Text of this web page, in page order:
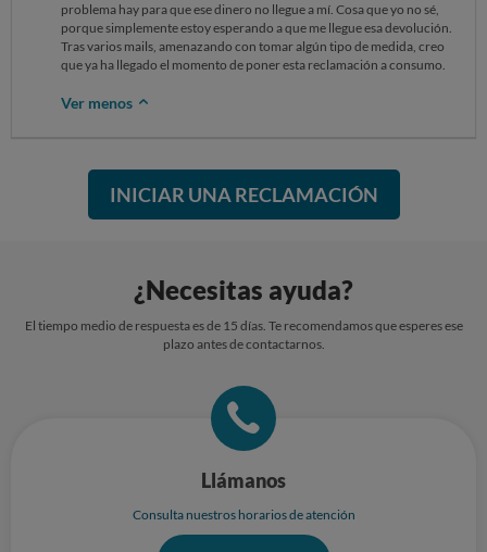
problema hay para que ese dinero no llegue a mí. Cosa que yo no sé,
porque simplemente estoy esperando a que me llegue esa devolución.
Tras varios mails, amenazando con tomar algún tipo de medida, creo
que ya ha llegado el momento de poner esta reclamación a consumo.
Ver menos
INICIAR UNA RECLAMACIÓN
¿Necesitas ayuda?
El tiempo medio de respuesta es de 15 días. Te recomendamos que esperes ese
plazo antes de contactarnos.
Llámanos
Consulta nuestros horarios de atención